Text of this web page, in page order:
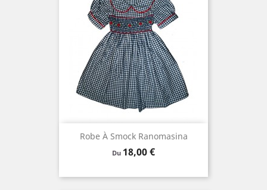
Robe À Smock Ranomasina
Du Prix
18,00 €